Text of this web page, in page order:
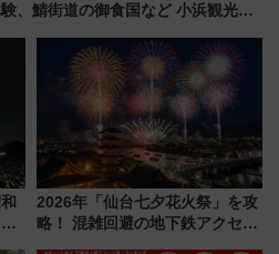
、鯖街道の御食国など 小浜観光レ
2026年「仙台七夕花火祭」を攻
略！ 混雑回避の地下鉄アクセス